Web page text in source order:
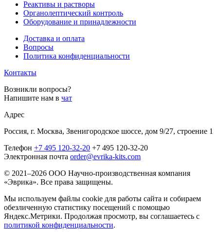
Реактивы и растворы
Органолептический контроль
Оборудование и принадлежности
Доставка и оплата
Вопросы
Политика конфиденциальности
Контакты
Возникли вопросы?
Напишите нам в чат
Адрес
Россия, г. Москва, Звенигородское шоссе, дом 9/27, строение 1
Телефон +7 495 120-32-20 +7 495 120-32-20
Электронная почта order@evrika-kits.com
© 2021–2026 ООО Научно-производственная компания
«Эврика». Все права защищены.
Мы используем файлы cookie для работы сайта и собираем
обезличенную статистику посещений с помощью
Яндекс.Метрики. Продолжая просмотр, вы соглашаетесь с
политикой конфиденциальности.